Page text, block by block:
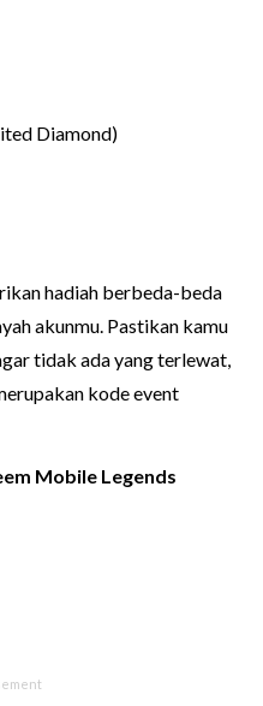
Diamond)
hadiah berbeda-beda
akunmu. Pastikan kamu
tidak ada yang terlewat,
kode event
Mobile Legends